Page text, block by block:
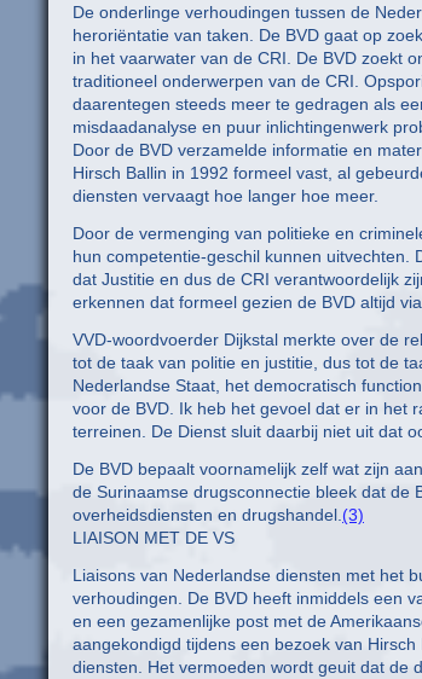
De onderlinge verhoudingen tussen de
heroriëntatie van taken. De BVD gaat op
in het vaarwater van de CRI. De BVD zoekt
traditioneel onderwerpen van de CRI.
daarentegen steeds meer te gedragen als
misdaadanalyse en puur inlichtingenwerk
Door de BVD verzamelde informatie en
Hirsch Ballin in 1992 formeel vast, al
diensten vervaagt hoe langer hoe meer.
Door de vermenging van politieke en
hun competentie-geschil kunnen
dat Justitie en dus de CRI verantwoordelijk
erkennen dat formeel gezien de BVD altijd
VVD-woordvoerder Dijkstal merkte over de
tot de taak van politie en justitie, dus tot de
Nederlandse Staat, het democratisch
voor de BVD. Ik heb het gevoel dat er in het
terreinen. De Dienst sluit daarbij niet uit dat
De BVD bepaalt voornamelijk zelf wat zijn
de Surinaamse drugsconnectie bleek dat de
overheidsdiensten en drugshandel. (3)
LIAISON MET DE VS
Liaisons van Nederlandse diensten met het
verhoudingen. De BVD heeft inmiddels een
en een gezamenlijke post met de
aangekondigd tijdens een bezoek van
diensten. Het vermoeden wordt geuit dat de